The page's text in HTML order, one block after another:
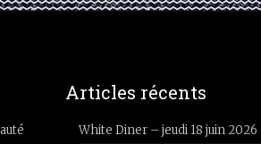
Articles récents
White Diner – jeudi 18 juin 2026